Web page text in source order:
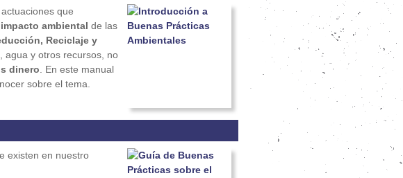
que
impacto ambiental de las
Reciclaje y
agua y otros recursos, no
dinero . En este manual
sobre el tema.
existen en nuestro